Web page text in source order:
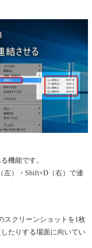
機能です。
左）・Shift+D（右）で連
スクリーンショットを1枚
たりする場面に向いてい